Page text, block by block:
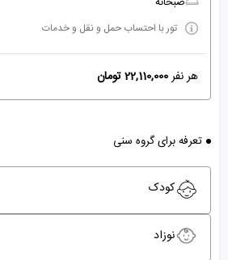
تور با احتساب حمل و نقل و خدمات
هر نفر22,110,000 تومان
تعرفه برای گروه سنی
کودک
نوزاد